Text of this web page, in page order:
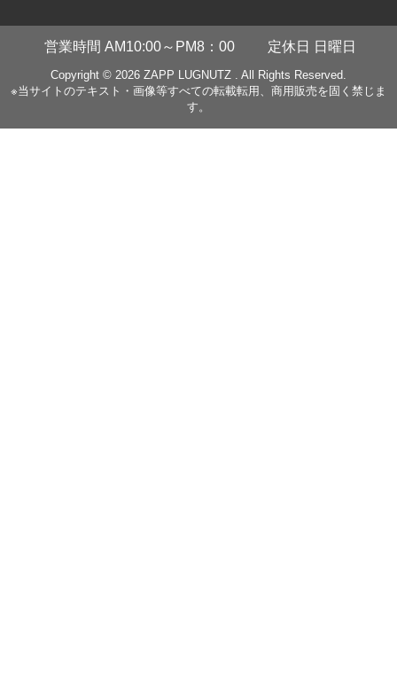
営業時間 AM10:00～PM8：00 定休日 日曜日
Copyright © 2026 ZAPP LUGNUTZ . All Rights Reserved.
※当サイトのテキスト・画像等すべての転載転用、商用販売を固く禁じま
す。